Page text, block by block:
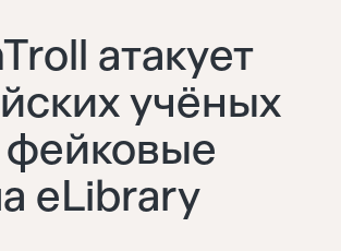
атакует
учёных
фейковые
eLibrary